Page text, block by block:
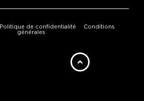
Politique de confidentialité
Conditions
générales